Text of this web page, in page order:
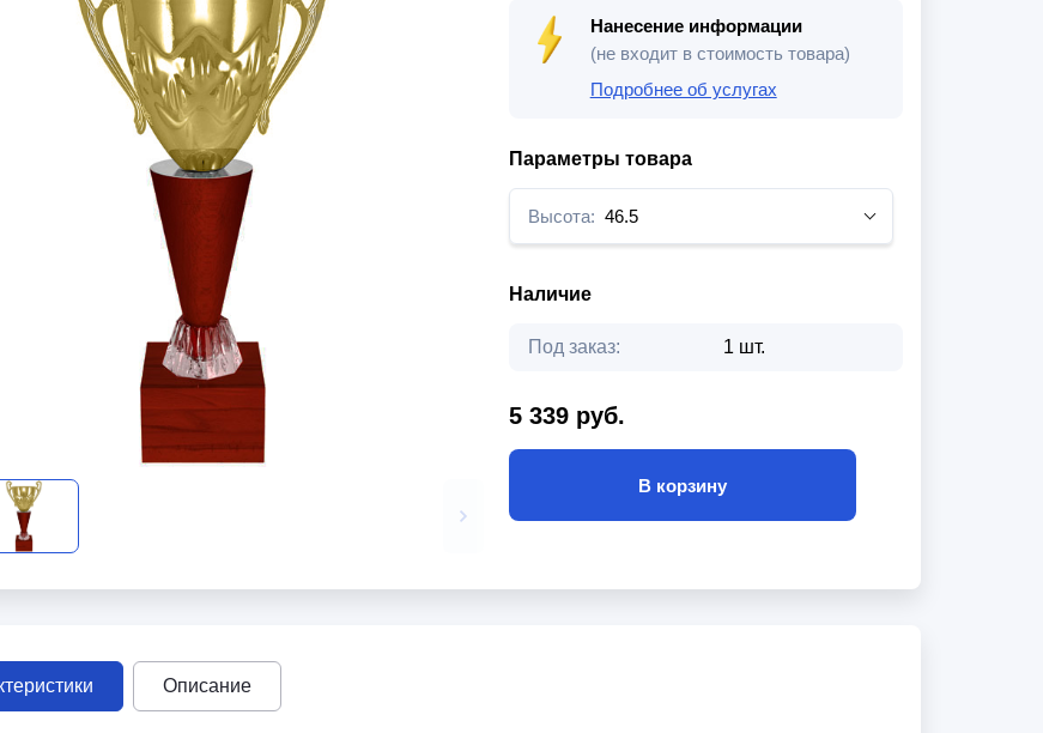
Нанесение информации
(не входит в стоимость товара)
Подробнее об услугах
Параметры товара
Высота: 46.5
Наличие
Под заказ: 1 шт.
5 339 руб.
В корзину
Описание